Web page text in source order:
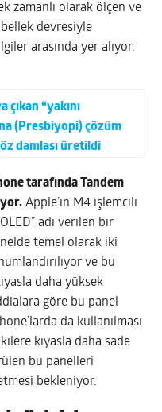
zamanlı olarak ölçen ve
devresiyle
arasında yer alıyor.
“yakını
(Presbiyopi) çözüm
damlası üretildi
tarafında Tandem
Apple’ın M4 işlemcili
adı verilen bir
temel olarak iki
ve bu
daha yüksek
göre bu panel
da kullanılması
kıyasla daha sade
bu panelleri
bekleniyor.